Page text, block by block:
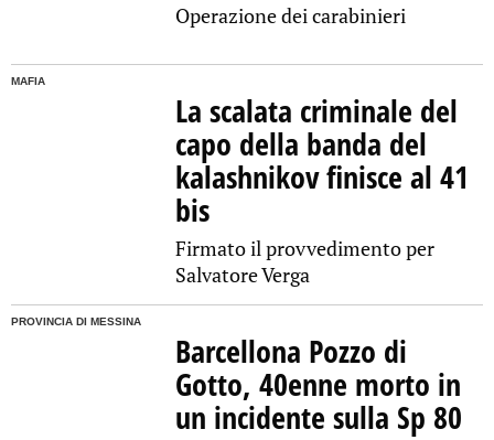
Operazione dei carabinieri
MAFIA
La scalata criminale del
capo della banda del
kalashnikov finisce al 41
bis
Firmato il provvedimento per
Salvatore Verga
PROVINCIA DI MESSINA
Barcellona Pozzo di
Gotto, 40enne morto in
un incidente sulla Sp 80